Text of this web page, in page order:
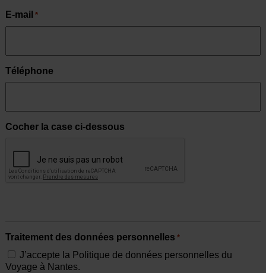
E-mail *
Téléphone
Cocher la case ci-dessous
Traitement des données personnelles *
J’accepte la Politique de données personnelles du
Voyage à Nantes.